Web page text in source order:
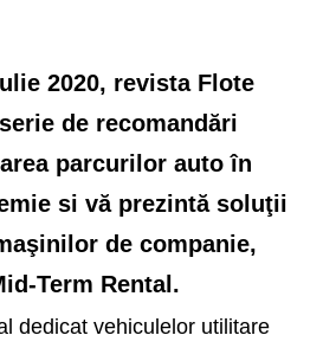
2020, revista Flote
de recomandări
parcurilor auto în
si vă prezintă soluţii
de companie,
Term Rental.
dedicat vehiculelor utilitare